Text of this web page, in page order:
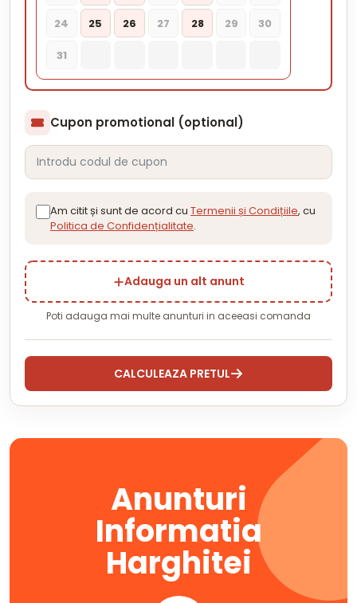
Anunturi
Informatia
Harghitei
24 25 26 27 28 29 30
31
Cupon promotional (optional)
Am citit și sunt de acord cu Termenii și Condițiile, cu
Politica de Confidențialitate.
Adauga un alt anunt
Poti adauga mai multe anunturi in aceeasi comanda
CALCULEAZA PRETUL